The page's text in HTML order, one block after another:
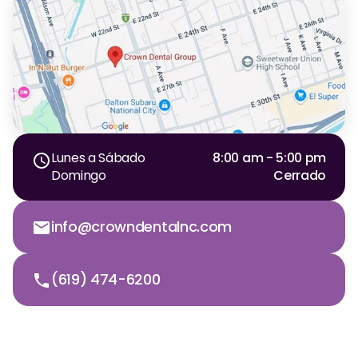
Lunes a Sábado
8:00 am - 5:00 pm
Domingo
Cerrado
info@crowndentalnc.com
(619) 474-6200